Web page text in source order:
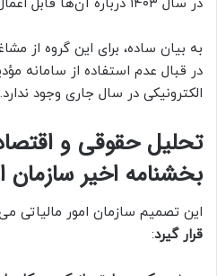
در سال ۱۴۰۳ درباره آن‌ها قابل اعمال نخواهد بود.
به بیان ساده، برای این گروه از
در قبال عدم استفاده از سامانه
الکترونیکی در سال جاری وجود ندارد.
تحلیل حقوقی و
بخشنامه اخیر سازمان
این تصمیم سازمان امور مالیاتی
قرار گیرد: